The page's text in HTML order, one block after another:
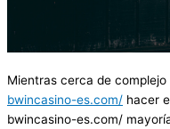
Mientras cerca de
bwincasino-es.com/ hacer
bwincasino-es.com/